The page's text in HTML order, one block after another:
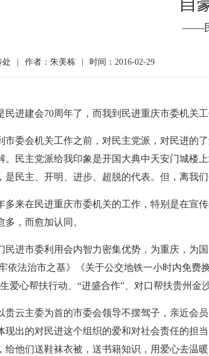
——民
处 作者：朱美栋 时间：2016-02-29
民进建会70周年了，而我到民进重庆市委机关
市委会机关工作之前，对民主党派，对民进的
。民主党派给我印象是开国大典中天安门城楼
是民主、开明、进步、超脱的代表。但，离我
多来在民进重庆市委机关的工作，特别是在宣
多，而愈加认同。
民进市委利用会内智力密集优势，为重庆，为
依法治市之基》《关于公交地铁一小时内免费
爱心帮扶行动、“进盛合作”、对口帮扶贵州金
贵云主委为首的市委会领导不摆驾子，亲近会
现出的对民进这个组织的爱和对社会责任的担
给他们送鞋袜衣被，送书籍知识，用爱心去温